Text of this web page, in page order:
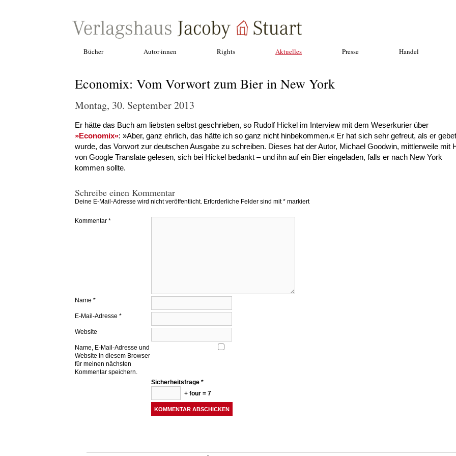
Bücher Autor·innen Rights Aktuelles Presse Handel
Economix: Vom Vorwort zum Bier in New York
Montag, 30. September 2013
Er hätte das Buch am liebsten selbst geschrieben, so Rudolf Hickel im Interview mit dem Weserkurier über
»Economix«: »Aber, ganz ehrlich, das hätte ich so ganz nicht hinbekommen.« Er hat sich sehr gefreut, als er
wurde, das Vorwort zur deutschen Ausgabe zu schreiben. Dieses hat der Autor, Michael Goodwin, mittlerweile mit
von Google Translate gelesen, sich bei Hickel bedankt – und ihn auf ein Bier eingeladen, falls er nach New York
kommen sollte.
Schreibe einen Kommentar
Deine E-Mail-Adresse wird nicht veröffentlicht. Erforderliche Felder sind mit* markiert
Kommentar *
Name *
E-Mail-Adresse *
Website
Name, E-Mail-Adresse und
Website in diesem Browser
für meinen nächsten
Kommentar speichern.
Sicherheitsfrage *
+ four = 7